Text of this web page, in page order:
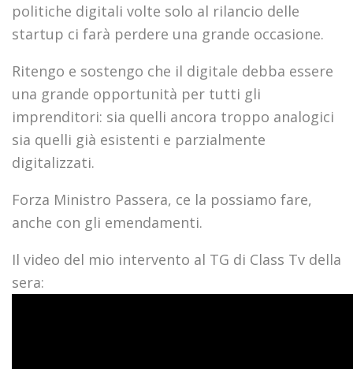
politiche digitali volte solo al rilancio delle
startup ci farà perdere una grande occasione.
Ritengo e sostengo che il digitale debba essere
una grande opportunità per tutti gli
imprenditori: sia quelli ancora troppo analogici
sia quelli già esistenti e parzialmente
digitalizzati.
Forza Ministro Passera, ce la possiamo fare,
anche con gli emendamenti.
Il video del mio intervento al TG di Class Tv della
sera: